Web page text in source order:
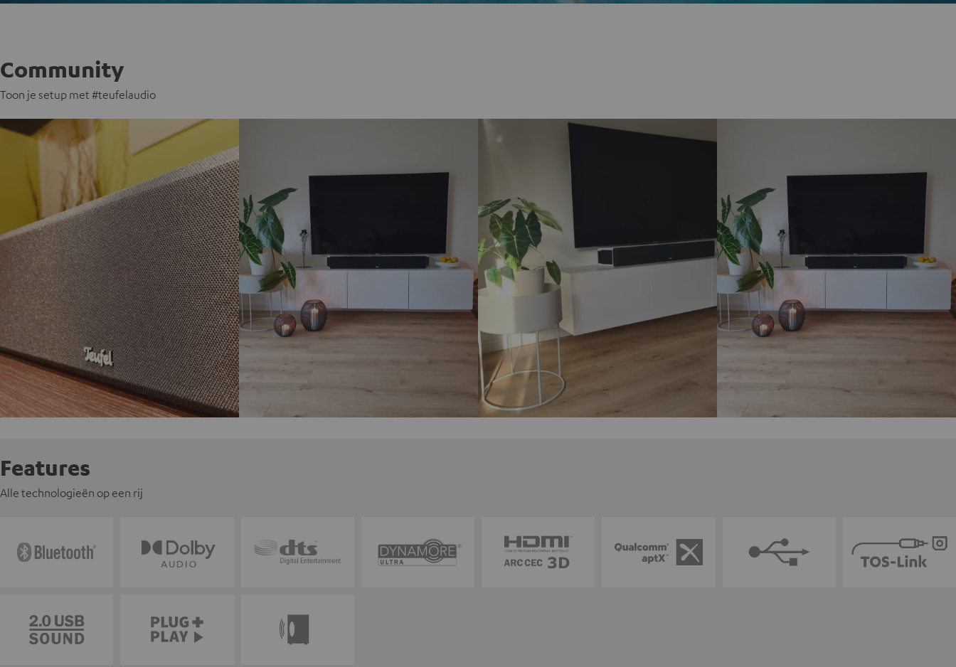
Community
Toon je setup met #teufelaudio
Features
Alle technologieën op een rij